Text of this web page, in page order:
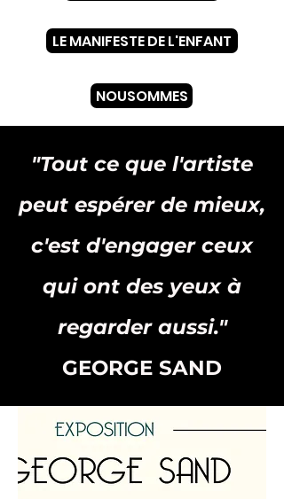
NOUSOMMES
LE MANIFESTE DE L'ENFANT
"Tout ce que l'artiste
peut espérer de mieux,
c'est d'engager ceux
qui ont des yeux à
regarder aussi."
GEORGE SAND